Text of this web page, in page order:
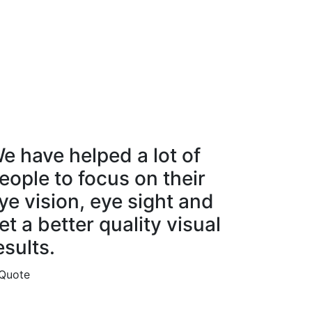
have helped a lot of
to focus on their
vision, eye sight and
a better quality visual